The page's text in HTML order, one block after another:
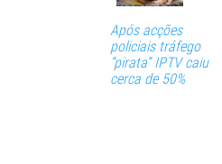
Após acções
policiais tráfego
“pirata” IPTV caiu
cerca de 50%